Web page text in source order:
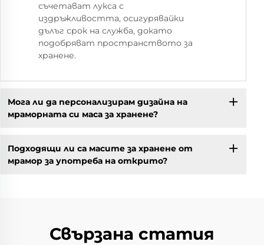
съчетават лукса с
издръжливостта, осигурявайки
дълъг срок на служба, докато
подобряват пространството за
хранене.
Мога ли да персонализирам дизайна на
мраморната си маса за хранене?
Подходящи ли са масите за хранене от
мрамор за употреба на открито?
Свързана статия